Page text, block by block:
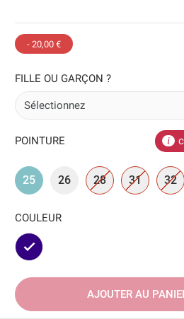
- 20,00 €
FILLE OU GARÇON ?
POINTURE
25 26 28 31 32
COULEUR
Marine
AJOUTER AU